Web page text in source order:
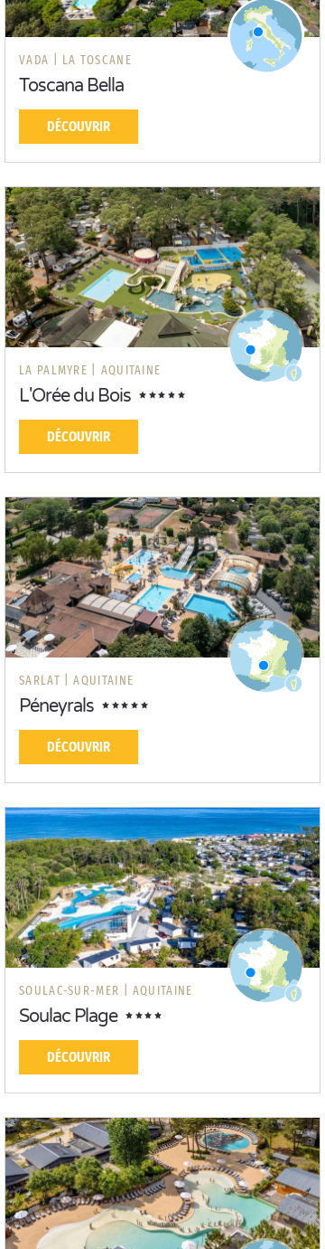
VADA | LA TOSCANE
Toscana Bella
DÉCOUVRIR
LA PALMYRE | AQUITAINE
L'Orée du Bois
DÉCOUVRIR
SARLAT | AQUITAINE
Péneyrals
DÉCOUVRIR
SOULAC-SUR-MER | AQUITAINE
Soulac Plage
DÉCOUVRIR